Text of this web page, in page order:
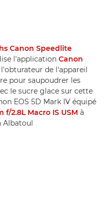
Canon Speedlite
l'application Canon
de l'appareil
pour saupoudrer les
le sucre glace sur cette
EOS 5D Mark IV équipé
f/2.8L Macro IS USM à
Albatoul